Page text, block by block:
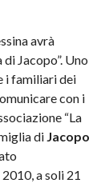
avrà
Jacopo”. Uno
i familiari dei
con i
“La
di Jacopo
a soli 21